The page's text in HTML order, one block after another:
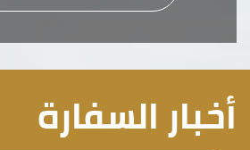
أخبار السفارة